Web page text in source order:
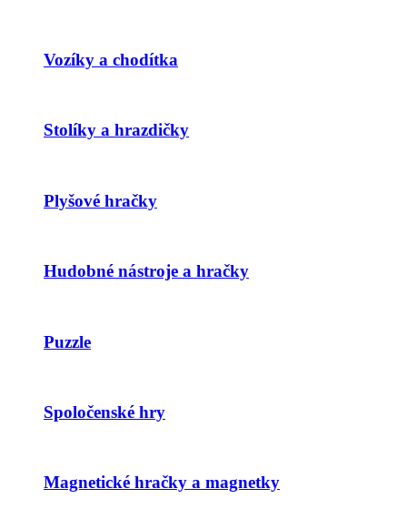
Vozíky a chodítka
Stolíky a hrazdičky
Plyšové hračky
Hudobné nástroje a hračky
Puzzle
Spoločenské hry
Magnetické hračky a magnetky